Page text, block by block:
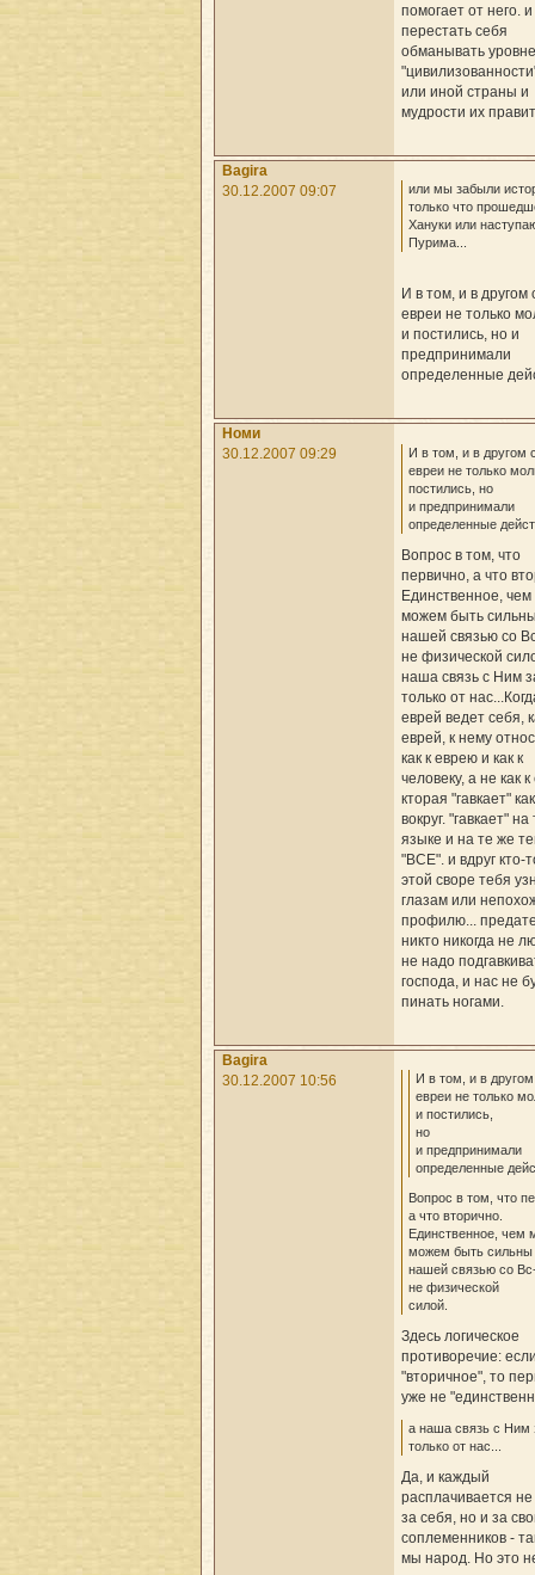
помогает от него. и
перестать себя
обманывать
или иной страны и
мудрости их
Bagira
30.12.2007 09:07
или мы забыли
только что
Хануки или
Пурима...
И в том, и в другом
евреи не только
и постились, но и
предпринимали
определенные
Номи
30.12.2007 09:29
И в том, и в другом
евреи не только
постились, но
и предпринимали
определенные
Вопрос в том, что
первично, а что
Единственное,
можем быть
нашей связью со
не физической
наша связь с Ним
только от
еврей ведет себя,
еврей, к нему
как к еврею и как к
человеку, а не как
кторая "гавкает"
вокруг. "гавкает"
языке и на те же
"ВСЕ". и вдруг кто-
этой своре тебя
глазам или
профилю...
никто никогда не
не надо
господа, и нас не
пинать ногами.
Bagira
30.12.2007 10:56
И в том, и в
евреи не только
и постились,
но
и предпринимали
определенные
Вопрос в том, что
а что вторично.
Единственное, чем
можем быть сильны
нашей связью со
не физической
силой.
Здесь логическое
противоречие:
"вторичное", то
уже не
а наша связь с Ним
только от нас...
Да, и каждый
расплачивается не
за себя, но и за
соплеменников -
мы народ. Но это